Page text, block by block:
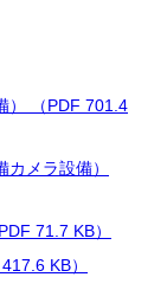
） （PDF 701.4
メラ設備）
71.7 KB）
KB）